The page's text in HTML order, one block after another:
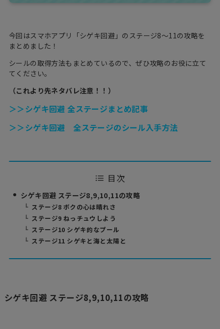
今回はスマホアプリ「シゲキ回避」のステージ8〜11の攻略を
まとめました！
シールの取得方法もまとめているので、ぜひ攻略のお役に立て
てください。
（これより先ネタバレ注意！！）
＞＞シゲキ回避 全ステージまとめ記事
＞＞シゲキ回避 全ステージのシール入手方法
目次
シゲキ回避 ステージ8,9,10,11の攻略
ステージ8 ボクの心は晴れさ
ステージ9 ねっチュウしよう
ステージ10 シゲキ的なプール
ステージ11 シゲキと海と太陽と
シゲキ回避 ステージ8,9,10,11の攻略